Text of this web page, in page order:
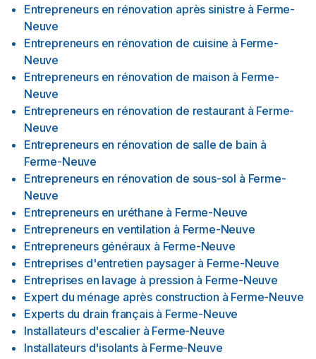
Entrepreneurs en rénovation après sinistre à Ferme-
Neuve
Entrepreneurs en rénovation de cuisine à Ferme-
Neuve
Entrepreneurs en rénovation de maison à Ferme-
Neuve
Entrepreneurs en rénovation de restaurant à Ferme-
Neuve
Entrepreneurs en rénovation de salle de bain à
Ferme-Neuve
Entrepreneurs en rénovation de sous-sol à Ferme-
Neuve
Entrepreneurs en uréthane à Ferme-Neuve
Entrepreneurs en ventilation à Ferme-Neuve
Entrepreneurs généraux à Ferme-Neuve
Entreprises d'entretien paysager à Ferme-Neuve
Entreprises en lavage à pression à Ferme-Neuve
Expert du ménage après construction à Ferme-Neuve
Experts du drain français à Ferme-Neuve
Installateurs d'escalier à Ferme-Neuve
Installateurs d'isolants à Ferme-Neuve